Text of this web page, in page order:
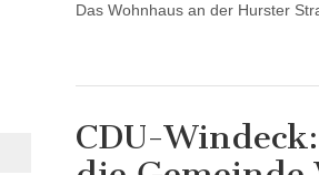
Das Wohnhaus an der Hurster
CDU-